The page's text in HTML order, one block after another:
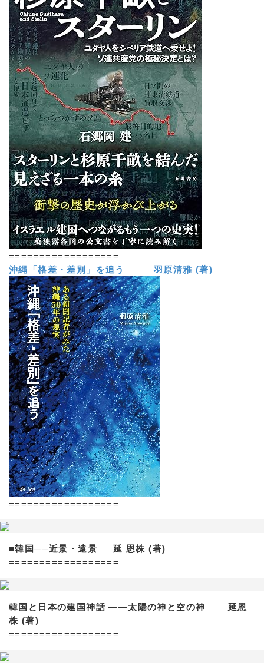
==================
沖縄「格差・差別」を追う 羽原清雅 (著)
==================
■韓国──近景・遠景 延 恩株 (著)
==================
韓国と日本の建国神話 ——太陽の神と空の神 延恩
株 (著)
==================